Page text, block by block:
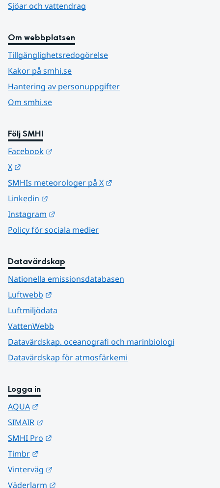
Sjöar och vattendrag
Om webbplatsen
Tillgänglighetsredogörelse
Kakor på smhi.se
Hantering av personuppgifter
Om smhi.se
Följ SMHI
Facebook
X
SMHIs meteorologer på X
Linkedin
Instagram
Policy för sociala medier
Datavärdskap
Nationella emissionsdatabasen
Luftwebb
Luftmiljödata
VattenWebb
Datavärdskap, oceanografi och marinbiologi
Datavärdskap för atmosfärkemi
Logga in
AQUA
SIMAIR
SMHI Pro
Timbr
Vinterväg
Väderlarm